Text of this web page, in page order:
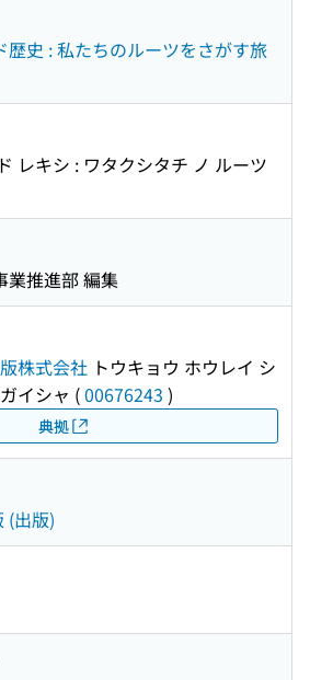
歴史 : 私たちのルーツをさがす旅
レキシ : ワタクシタチ ノ ルーツ
業推進部 編集
株式会社 トウキョウ ホウレイ シ
イシャ (00676243 )
典拠
(出版)